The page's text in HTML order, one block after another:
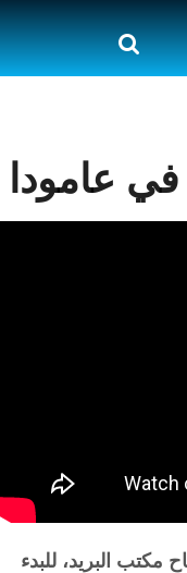
في عامودا
مكتب البريد، للبدء